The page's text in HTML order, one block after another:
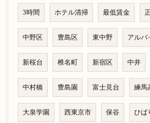
3時間 ホテル清掃 最低賃金
中野区 豊島区 東中野 アルバ
新桜台 椎名町 新宿区 中井
中村橋 豊島園 富士見台 練馬
大泉学園 西東京市 保谷 ひば